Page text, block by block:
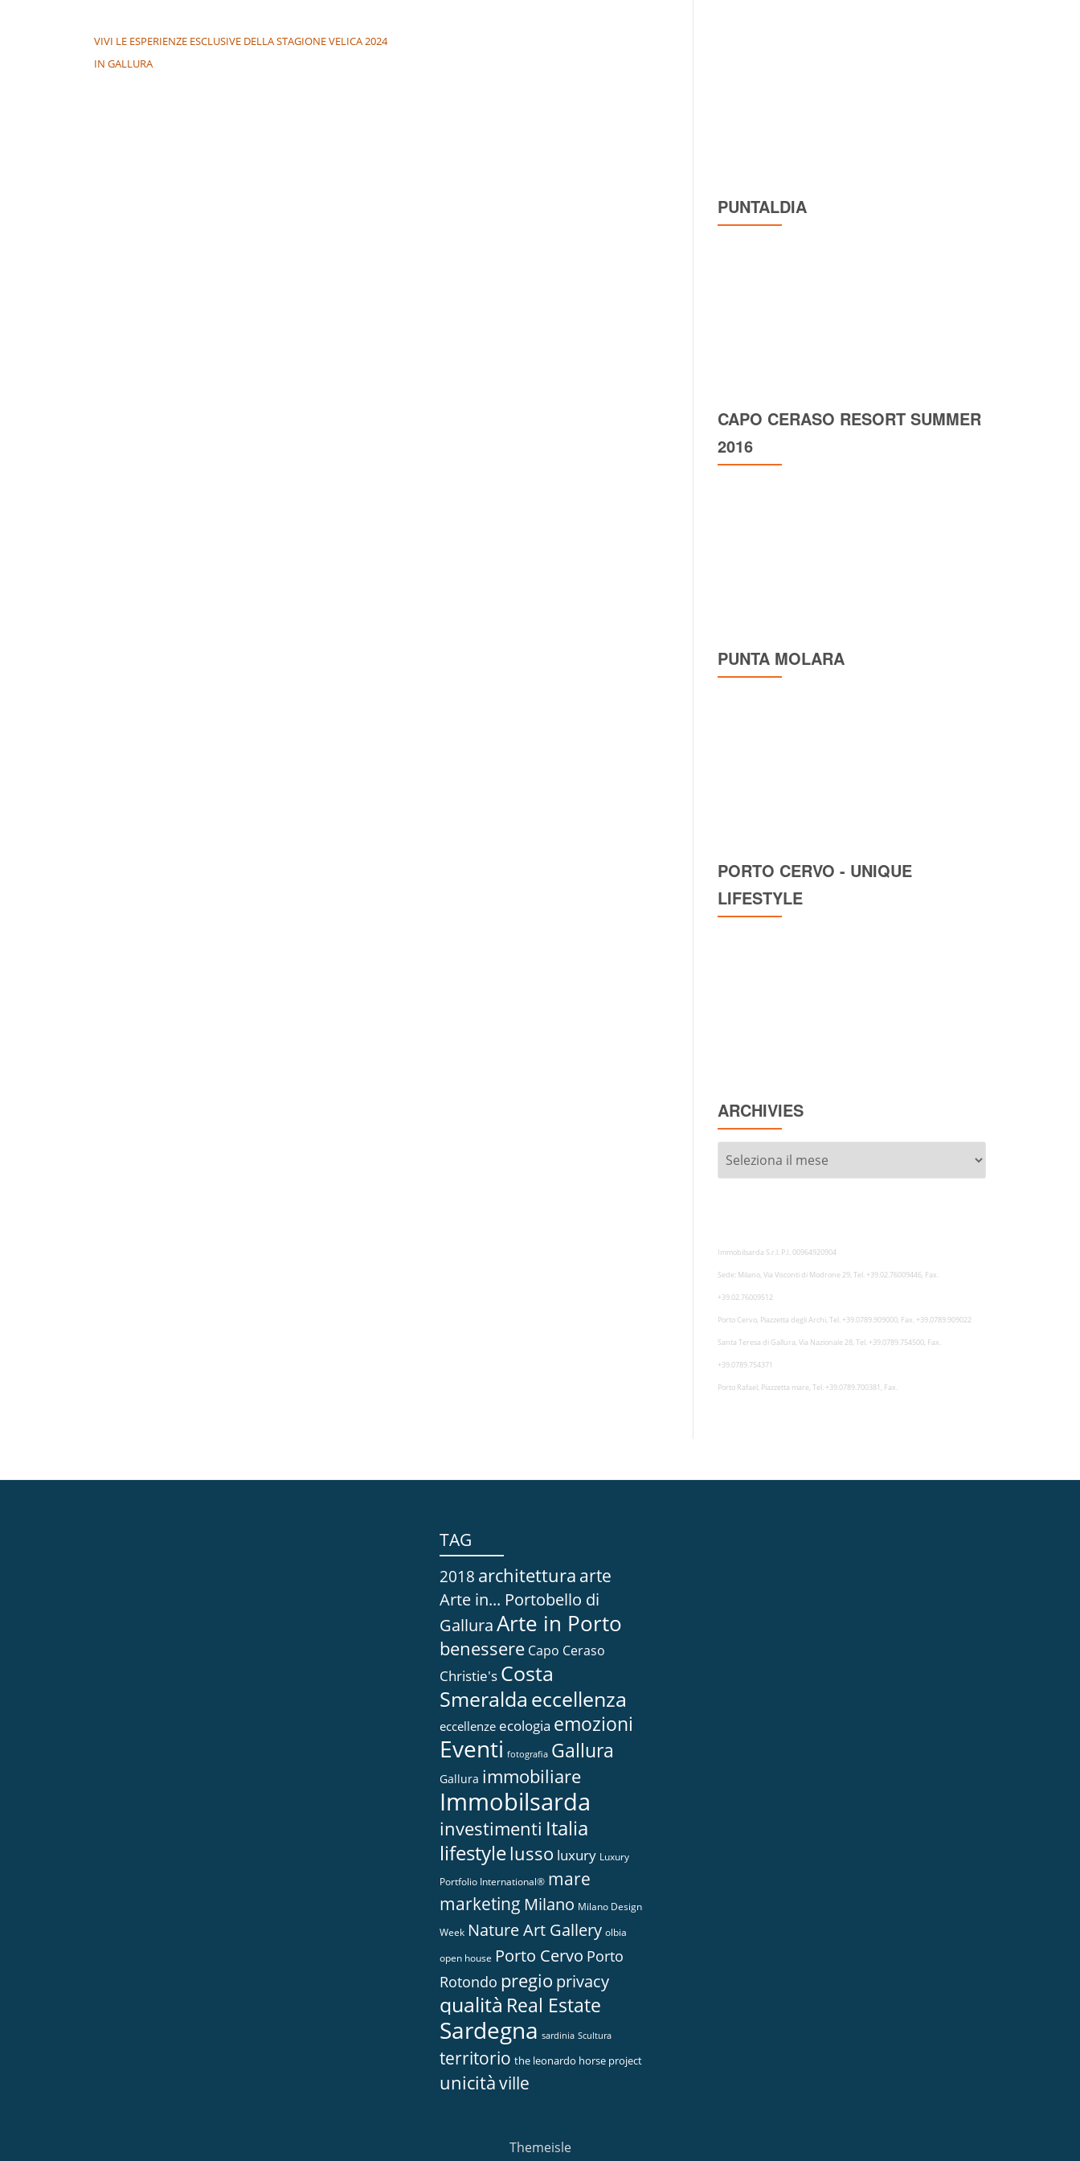
VIVI LE ESPERIENZE ESCLUSIVE DELLA STAGIONE VELICA 2024
IN GALLURA
PUNTALDIA
CAPO CERASO RESORT SUMMER
2016
PUNTA MOLARA
PORTO CERVO - UNIQUE
LIFESTYLE
ARCHIVIES
Archivies
Immobilsarda S.r.l. P.I. 00964920904
Sede: Milano, Via Visconti di Modrone 29, Tel. +39.02.76009446, Fax.
+39.02.76009512
Porto Cervo, Piazzetta degli Archi, Tel. +39.0789.909000, Fax. +39.0789.909022
Santa Teresa di Gallura, Via Nazionale 28, Tel. +39.0789.754500, Fax.
+39.0789.754371
Porto Rafael, Piazzetta mare, Tel. +39.0789.700381, Fax.
TAG
2018 architettura arte
Arte in... Portobello di
GalluraArte in Porto
benessere Capo Ceraso
Christie's Costa
Smeralda eccellenza
eccellenze ecologia emozioni
Eventi fotografia Gallura
Gallura immobiliare
Immobilsarda
investimenti Italia
lifestylelusso luxury Luxury
Portfolio International® mare
marketing Milano Milano Design
Week Nature Art Gallery olbia
open house Porto Cervo Porto
Rotondo pregio privacy
qualità Real Estate
Sardegna sardinia Scultura
territorio the leonardo horse project
unicitàville
Themeisle